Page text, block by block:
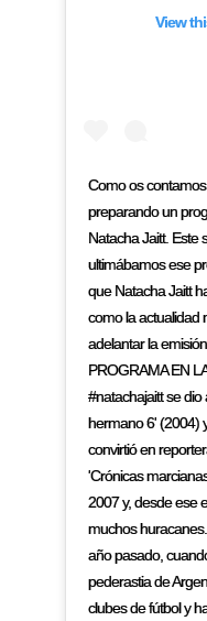
View
Como os
preparando un
Natacha Jaitt. Este
ultimábamos ese
que Natacha Jaitt
como la actualidad
adelantar la
PROGRAMA EN
#natachajaitt se
hermano 6' (2004)
convirtió en
'Crónicas
2007 y, desde ese
muchos
año pasado,
pederastia de
clubes de fútbol y